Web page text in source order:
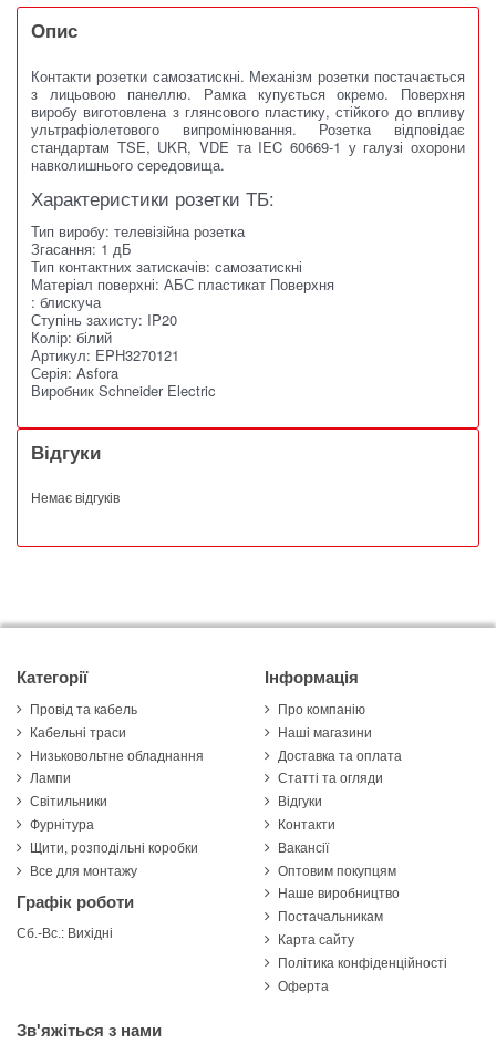
Опис
Контакти розетки самозатискні. Механізм розетки постачається
з лицьовою панеллю. Рамка купується окремо. Поверхня
виробу виготовлена ​​з глянсового пластику, стійкого до впливу
ультрафіолетового випромінювання. Розетка відповідає
стандартам TSE, UKR, VDE та IEC 60669-1 у галузі охорони
навколишнього середовища.
Характеристики розетки ТБ:
Тип виробу: телевізійна розетка
Згасання: 1 дБ
Тип контактних затискачів: самозатискні
Матеріал поверхні: АБС пластикат Поверхня
: блискуча
Ступінь захисту: IP20
Колір: білий
Артикул: EPH3270121
Серія: Asfora
Виробник Schneider Electric
Відгуки
Немає відгуків
Категорії
Провід та кабель
Кабельні траси
Низьковольтне обладнання
Лампи
Світильники
Фурнітура
Щити, розподільні коробки
Все для монтажу
Графік роботи
Сб.-Вс.: Вихідні
Інформація
Про компанію
Наші магазини
Доставка та оплата
Статті та огляди
Відгуки
Контакти
Вакансії
Оптовим покупцям
Наше виробництво
Постачальникам
Карта сайту
Політика конфіденційності
Оферта
Зв'яжіться з нами